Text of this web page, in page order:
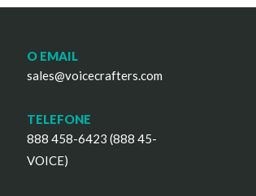
O EMAIL
sales@voicecrafters.com
TELEFONE
888 458-6423 (888 45-
VOICE)